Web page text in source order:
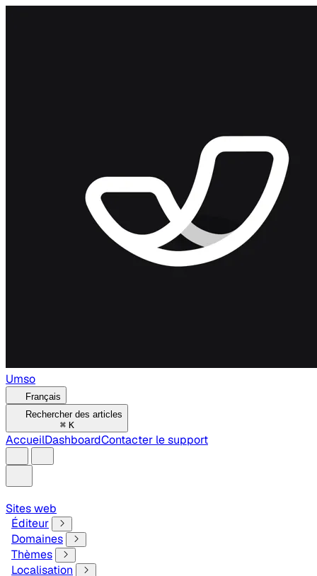
Umso
Français
Rechercher des articles
⌘ K
AccueilDashboardContacter le support
Sites web
Éditeur
Domaines
Thèmes
Localisation